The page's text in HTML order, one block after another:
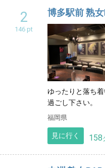
2
146 pt
博多駅前 熟女
ゆったりと落ち
過ごし下さい。
福岡県
見に行く 158